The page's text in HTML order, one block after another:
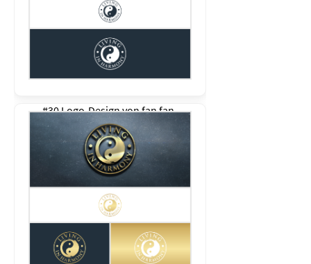
#30 Logo-Design vonfan fan